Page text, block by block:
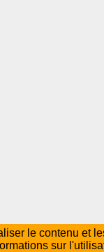
le contenu et
sur